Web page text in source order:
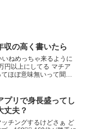
収の高く書いたら
ねめっちゃ来るように
円以上にしてる マチア
ほぼ意味無いって聞い
にされてない 若い女は
するからな
プリで身長盛ってし
丈夫？
チングするけどさぁ ど